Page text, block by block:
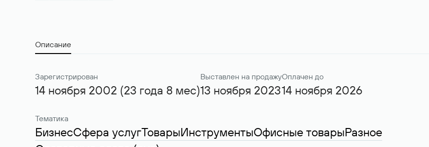
Описание
Зарегистрирован
14 ноября 2002 (23 года 8 мес)
Выставлен на продажу
13 ноября 2023
Оплачен до
14 ноября 2026
Тематика
БизнесСфера услугТоварыИнструментыОфисные товарыРазное